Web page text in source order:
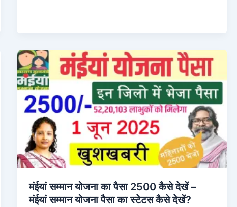
मंईयां सम्मान योजना का पैसा 2500 कैसे देखें –
मंईयां सम्मान योजना पैसा का स्टेटस कैसे देखें?